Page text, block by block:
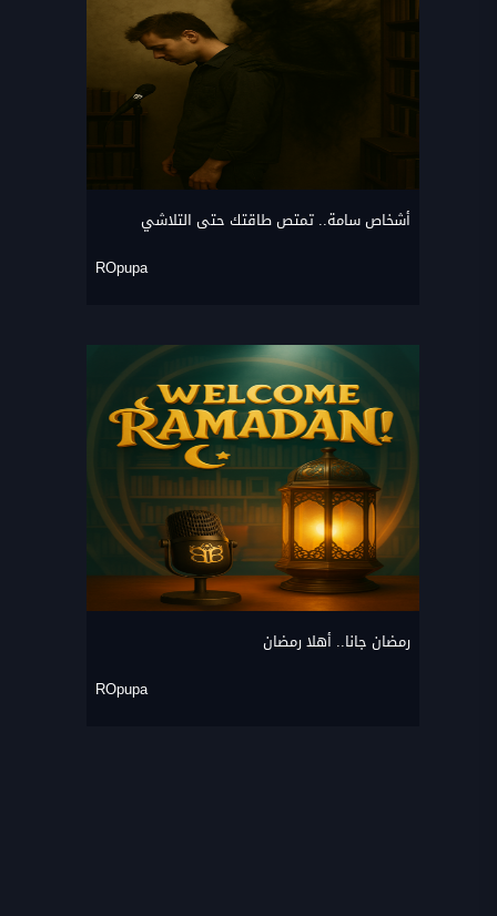
أشخاص سامة.. تمتص طاقتك حتى التلاشي
ROpupa
رمضان جانا.. أهلا رمضان
ROpupa